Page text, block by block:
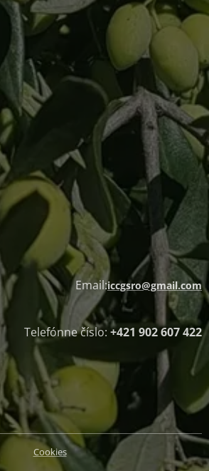
Email:iccgsro@gmail.com
Telefónne číslo: +421 902 607 422
Cookies